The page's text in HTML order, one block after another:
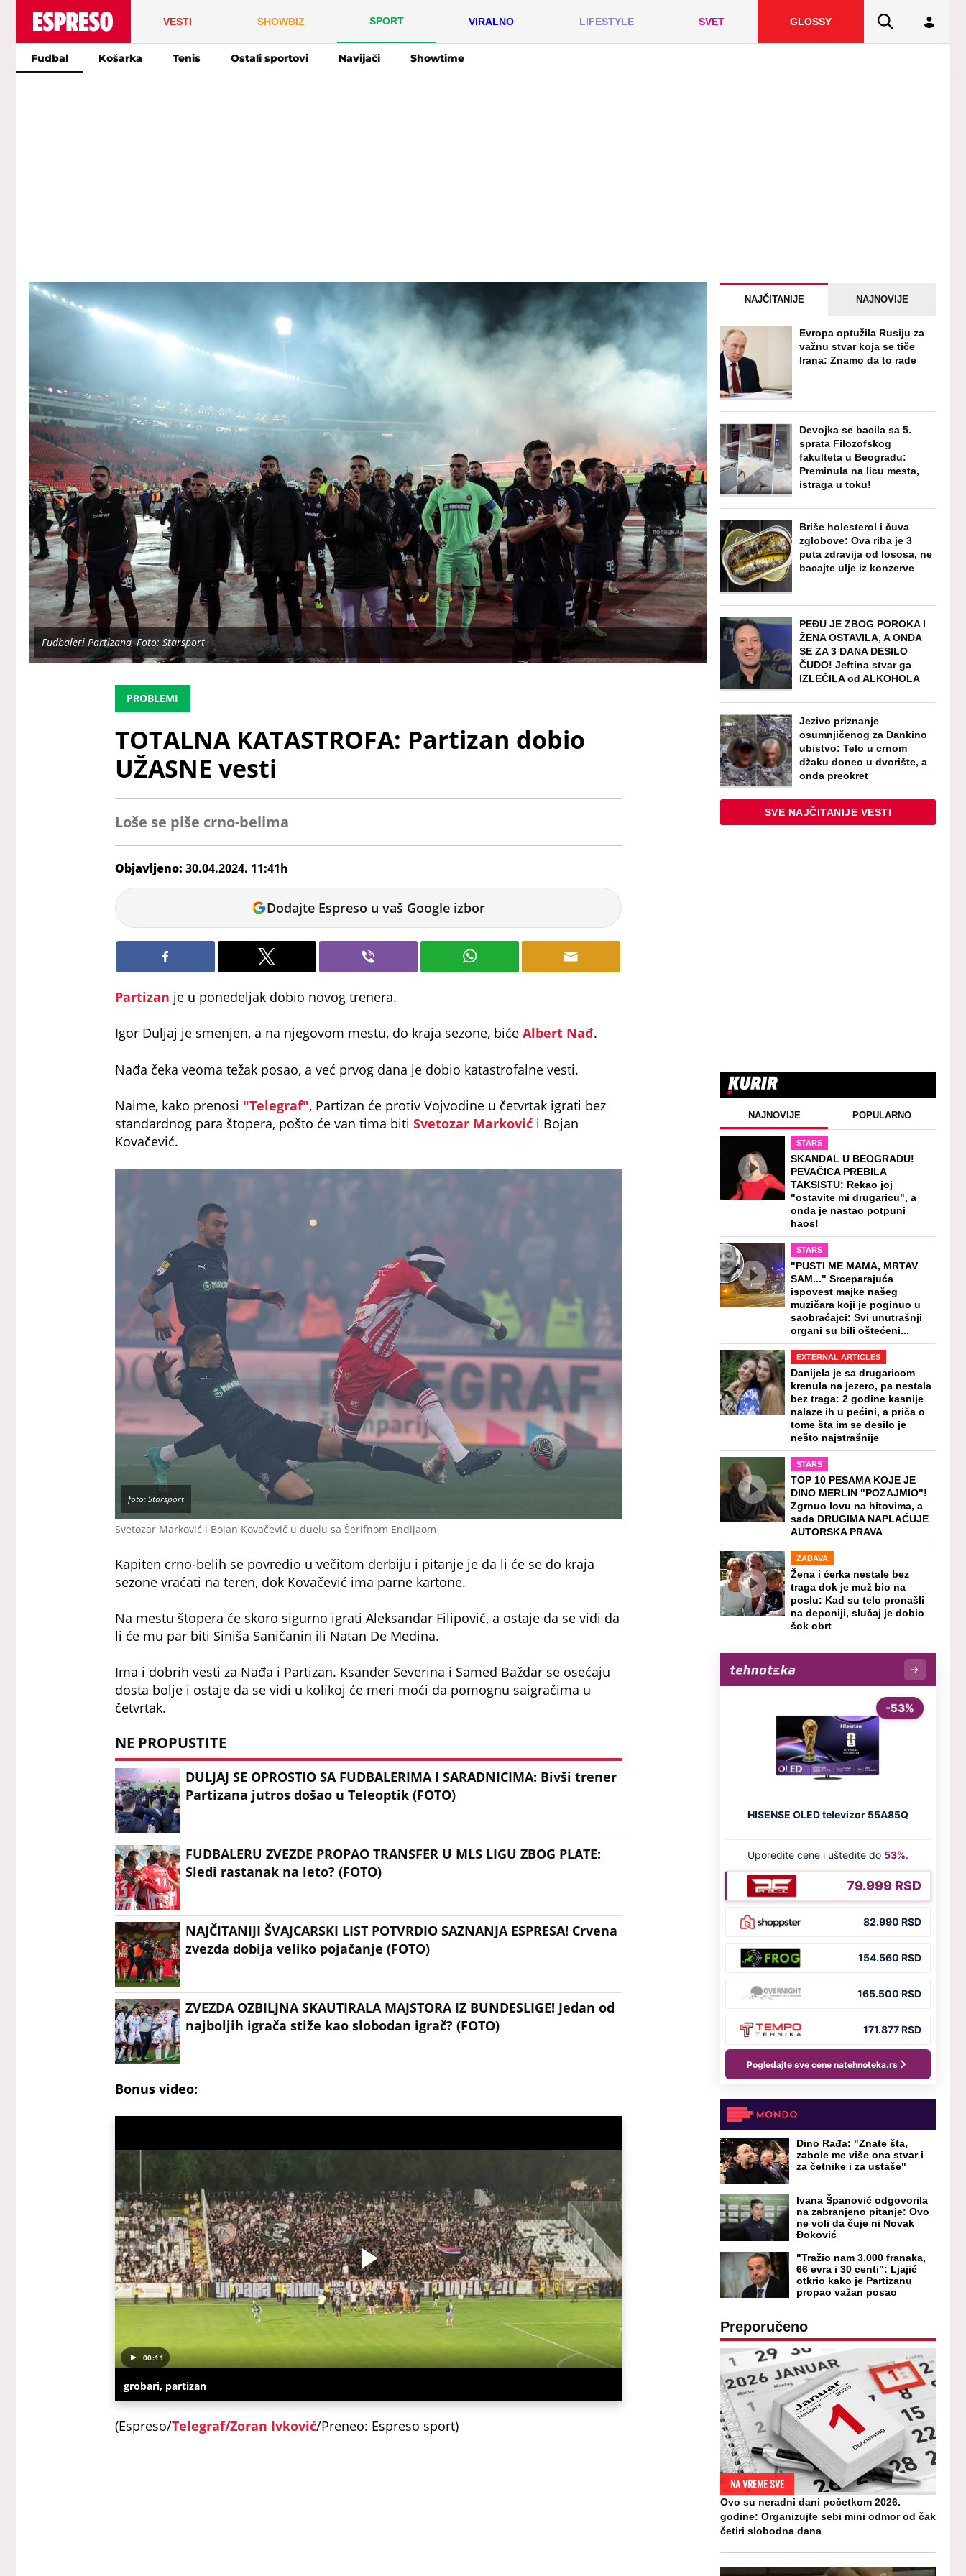
VESTI SHOWBIZ SPORT VIRALNO LIFESTYLE SVET GLOSSY
Fudbal Košarka Tenis Ostali sportovi Navijači Showtime
Fudbaleri Partizana, Foto: Starsport
PROBLEMI
TOTALNA KATASTROFA: Partizan dobio
UŽASNE vesti
Loše se piše crno-belima
Objavljeno: 30.04.2024. 11:41h
Andrej
Kosić
Dodajte Espreso u vaš Google izbor
Partizan je u ponedeljak dobio novog trenera.
Igor Duljaj je smenjen, a na njegovom mestu, do kraja sezone, biće Albert Nađ.
Nađa čeka veoma težak posao, a već prvog dana je dobio katastrofalne vesti.
Naime, kako prenosi "Telegraf", Partizan će protiv Vojvodine u četvrtak igrati bez
standardnog para štopera, pošto će van tima biti Svetozar Marković i Bojan
Kovačević.
Svetozar Marković i Bojan Kovačević u duelu sa Šerifnom Endijaom
foto: Starsport
Kapiten crno-belih se povredio u večitom derbiju i pitanje je da li će se do kraja
sezone vraćati na teren, dok Kovačević ima parne kartone.
Na mestu štopera će skoro sigurno igrati Aleksandar Filipović, a ostaje da se vidi da
li će mu par biti Siniša Saničanin ili Natan De Medina.
Ima i dobrih vesti za Nađa i Partizan. Ksander Severina i Samed Baždar se osećaju
dosta bolje i ostaje da se vidi u kolikoj će meri moći da pomognu saigračima u
četvrtak.
NE PROPUSTITE
DULJAJ SE OPROSTIO SA FUDBALERIMA I SARADNICIMA: Bivši trener
Partizana jutros došao u Teleoptik (FOTO)
FUDBALERU ZVEZDE PROPAO TRANSFER U MLS LIGU ZBOG PLATE:
Sledi rastanak na leto? (FOTO)
NAJČITANIJI ŠVAJCARSKI LIST POTVRDIO SAZNANJA ESPRESA! Crvena
zvezda dobija veliko pojačanje (FOTO)
ZVEZDA OZBILJNA SKAUTIRALA MAJSTORA IZ BUNDESLIGE! Jedan od
najboljih igrača stiže kao slobodan igrač? (FOTO)
Bonus video:
00:11
grobari, partizan
(Espreso/Telegraf/Zoran Ivković/Preneo: Espreso sport)
NAJČITANIJE NAJNOVIJE
Evropa optužila Rusiju za
važnu stvar koja se tiče
Irana: Znamo da to rade
Devojka se bacila sa 5.
sprata Filozofskog
fakulteta u Beogradu:
Preminula na licu mesta,
istraga u toku!
Briše holesterol i čuva
zglobove: Ova riba je 3
puta zdravija od lososa, ne
bacajte ulje iz konzerve
PEĐU JE ZBOG POROKA I
ŽENA OSTAVILA, A ONDA
SE ZA 3 DANA DESILO
ČUDO! Jeftina stvar ga
IZLEČILA od ALKOHOLA
Jezivo priznanje
osumnjičenog za Dankino
ubistvo: Telo u crnom
džaku doneo u dvorište, a
onda preokret
SVE NAJČITANIJE VESTI
NAJNOVIJE POPULARNO
STARS
SKANDAL U BEOGRADU!
PEVAČICA PREBILA
TAKSISTU: Rekao joj
"ostavite mi drugaricu", a
onda je nastao potpuni
haos!
STARS
"PUSTI ME MAMA, MRTAV
SAM..." Srceparajuća
ispovest majke našeg
muzičara koji je poginuo u
saobraćajci: Svi unutrašnji
organi su bili oštećeni...
EXTERNAL ARTICLES
Danijela je sa drugaricom
krenula na jezero, pa nestala
bez traga: 2 godine kasnije
nalaze ih u pećini, a priča o
tome šta im se desilo je
nešto najstrašnije
STARS
TOP 10 PESAMA KOJE JE
DINO MERLIN "POZAJMIO"!
Zgrnuo lovu na hitovima, a
sada DRUGIMA NAPLAĆUJE
AUTORSKA PRAVA
ZABAVA
Žena i ćerka nestale bez
traga dok je muž bio na
poslu: Kad su telo pronašli
na deponiji, slučaj je dobio
šok obrt
Dino Rađa: "Znate šta,
zabole me više ona stvar i
za četnike i za ustaše"
Ivana Španović odgovorila
na zabranjeno pitanje: Ovo
ne voli da čuje ni Novak
Đoković
"Tražio nam 3.000 franaka,
66 evra i 30 centi": Ljajić
otkrio kako je Partizanu
propao važan posao
Preporučeno
NA VREME SVE
Ovo su neradni dani početkom 2026.
godine: Organizujte sebi mini odmor od čak
četiri slobodna dana